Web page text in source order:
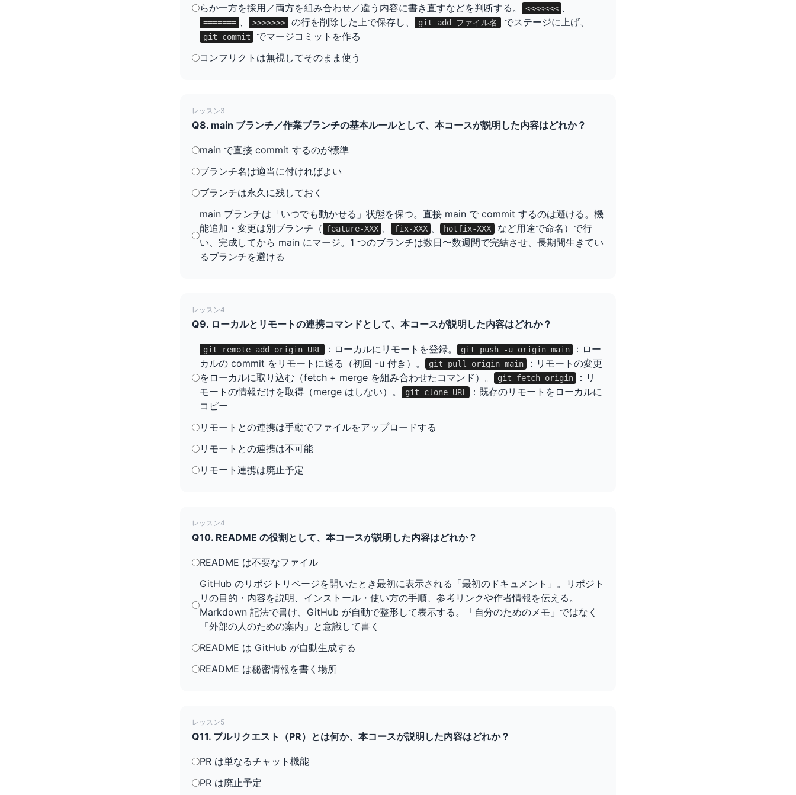
らか一方を採用／両方を組み合わせ／違う内容に書き直すなどを判断する。
<<<<<<< 、
======= 、 >>>>>>> の行を削除した上で保存し、 git add ファイル名 でステージに上げ、
git commit
でマージコミットを作る
コンフリクトは無視してそのまま使う
レッスン3
Q8. main ブランチ／作業ブランチの基本ルールとして、本コースが説明した内容はどれか？
main で直接 commit するのが標準
ブランチ名は適当に付ければよい
ブランチは永久に残しておく
main ブランチは「いつでも動かせる」状態を保つ。直接 main で commit するのは避ける。機
能追加・変更は別ブランチ（ feature-XXX 、 fix-XXX 、 hotfix-XXX など用途で命名）で行
い、完成してから main にマージ。1 つのブランチは数日〜数週間で完結させ、長期間生きてい
るブランチを避ける
レッスン4
Q9. ローカルとリモートの連携コマンドとして、本コースが説明した内容はどれか？
git remote add origin URL ：ローカルにリモートを登録。 git push -u origin main
：ロー
カルの commit をリモートに送る（初回 -u 付き）。
git pull origin main
：リモートの変更
をローカルに取り込む（fetch + merge を組み合わせたコマンド）。
git fetch origin
：リ
モートの情報だけを取得（merge はしない）。
git clone URL
：既存のリモートをローカルに
コピー
リモートとの連携は手動でファイルをアップロードする
リモートとの連携は不可能
リモート連携は廃止予定
レッスン4
Q10. README の役割として、本コースが説明した内容はどれか？
README は不要なファイル
GitHub のリポジトリページを開いたとき最初に表示される「最初のドキュメント」。リポジト
リの目的・内容を説明、インストール・使い方の手順、参考リンクや作者情報を伝える。
Markdown 記法で書け、GitHub が自動で整形して表示する。「自分のためのメモ」ではなく
「外部の人のための案内」と意識して書く
README は GitHub が自動生成する
README は秘密情報を書く場所
レッスン5
Q11. プルリクエスト（PR）とは何か、本コースが説明した内容はどれか？
PR は単なるチャット機能
PR は廃止予定